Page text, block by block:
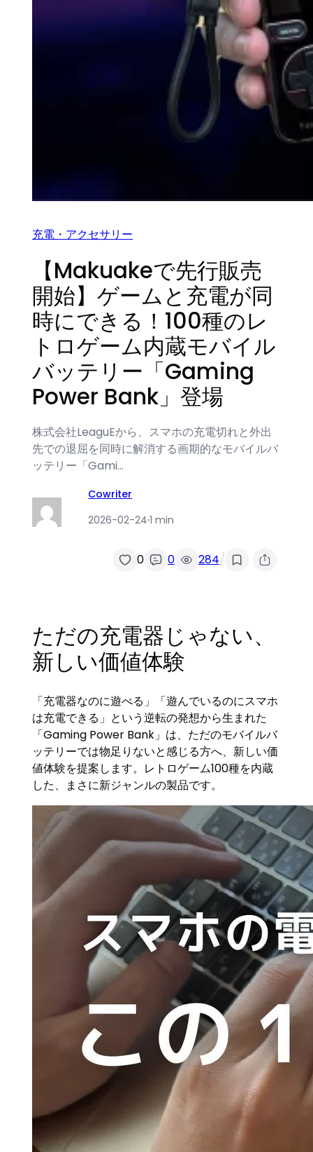
充電・アクセサリー
【Makuakeで先行販売
開始】ゲームと充電が同
時にできる！100種のレ
トロゲーム内蔵モバイル
バッテリー「Gaming
Power Bank」登場
株式会社LeaguEから、スマホの充電切れと外出
先での退屈を同時に解消する画期的なモバイルバ
ッテリー「Gami…
Cowriter
2026-02-24·1 min
0 0 284/
ただの充電器じゃない、
新しい価値体験
「充電器なのに遊べる」「遊んでいるのにスマホ
は充電できる」という逆転の発想から生まれた
「Gaming Power Bank」は、ただのモバイルバ
ッテリーでは物足りないと感じる方へ、新しい価
値体験を提案します。レトロゲーム100種を内蔵
した、まさに新ジャンルの製品です。